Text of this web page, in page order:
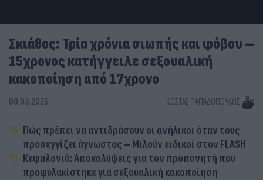
Σκιάθος: Τρία χρόνια σιωπής και φόβου –
15χρονος κατήγγειλε σεξουαλική
κακοποίηση από 17χρονο
09.08.2026 ΚΏΣΤΑΣ ΠΑΠΑΔΌΠΟΥΛΟΣ
Πώς πρέπει να αντιδράσουν οι ανήλικοι όταν τους
προσεγγίζει άγνωστος – Μιλούν ειδικοί στον FLASH
Κεφαλονιά: Αποκαλύψεις για τον προπονητή που
προφυλακίστηκε για σεξουαλική κακοποίηση